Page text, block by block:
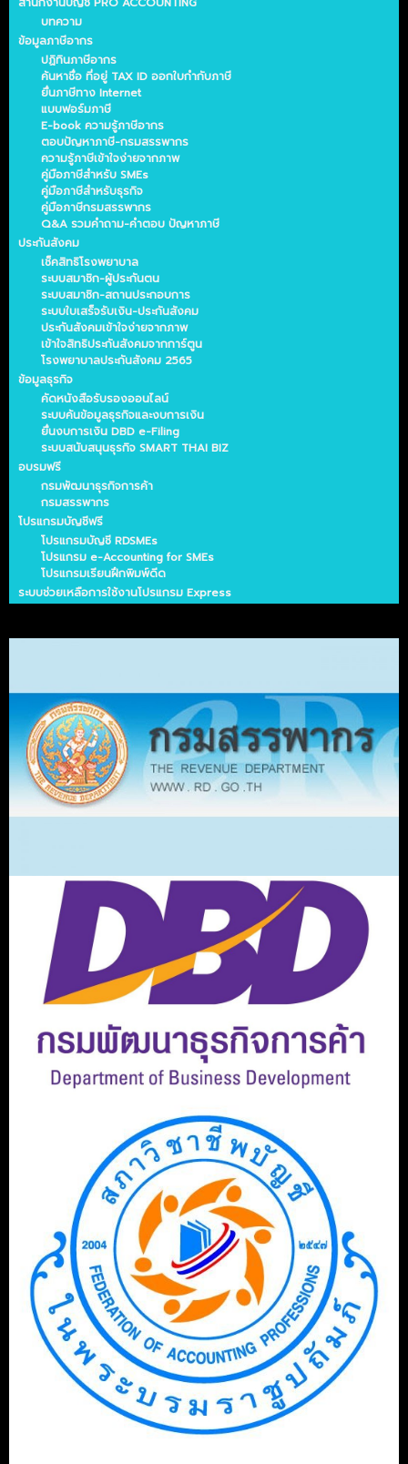
บทความ
ข้อมูลภาษีอากร
ปฏิทินภาษีอากร
ค้นหาชื่อ ที่อยู่ TAX ID ออกใบกำกับภาษี
ยื่นภาษีทาง Internet
แบบฟอร์มภาษี
E-book ความรู้ภาษีอากร
ตอบปัญหาภาษี-กรมสรรพากร
ความรู้ภาษีเข้าใจง่ายจากภาพ
คู่มือภาษีสำหรับ SMEs
คู่มือภาษีสำหรับธุรกิจ
คู่มือภาษีกรมสรรพากร
Q&A รวมคำถาม-คำตอบ ปัญหาภาษี
ประกันสังคม
เช็คสิทธิโรงพยาบาล
ระบบสมาชิก-ผู้ประกันตน
ระบบสมาชิก-สถานประกอบการ
ระบบใบเสร็จรับเงิน-ประกันสังคม
ประกันสังคมเข้าใจง่ายจากภาพ
เข้าใจสิทธิประกันสังคมจากการ์ตูน
โรงพยาบาลประกันสังคม 2565
ข้อมูลธุรกิจ
คัดหนังสือรับรองออนไลน์
ระบบค้นข้อมูลธุรกิจและงบการเงิน
ยื่นงบการเงิน DBD e-Filing
ระบบสนับสนุนธุรกิจ SMART THAI BIZ
อบรมฟรี
กรมพัฒนาธุรกิจการค้า
กรมสรรพากร
โปรแกรมบัญชีฟรี
โปรแกรมบัญชี RDSMEs
โปรแกรม e-Accounting for SMEs
โปรแกรมเรียนฝึกพิมพ์ดีด
ระบบช่วยเหลือการใช้งานโปรแกรม Express